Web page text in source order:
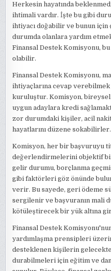
Herkesin hayatında
ihtimali vardır. İşte bu gibi
ihtiyacı doğabilir ve bunun için
durumda olanlara yardım
Finansal Destek Komisyonu, bu
olabilir.
Finansal Destek Komisyonu,
ihtiyaçlarına cevap
kuruluştur. Komisyon,
uygun adaylara kredi
zor durumdaki kişiler, acil
hayatlarını düzene sokabilirler.
Komisyon, her bir başvuruyu
değerlendirmelerini objektif
gelir durumu, borçlanma
gibi faktörleri göz önünde
verir. Bu sayede, geri ödeme
sergilenir ve başvuranın mali
kötüleştirecek bir yük altına
Finansal Destek
yardımlaşma prensipleri
desteklenen kişilerin
durabilmeleri için eğitim ve